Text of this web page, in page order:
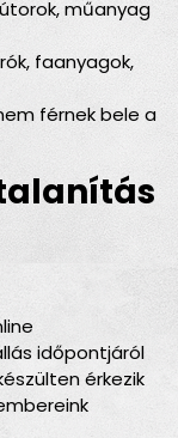
műanyag
faanyagok,
férnek bele a
időpontjáról
érkezik